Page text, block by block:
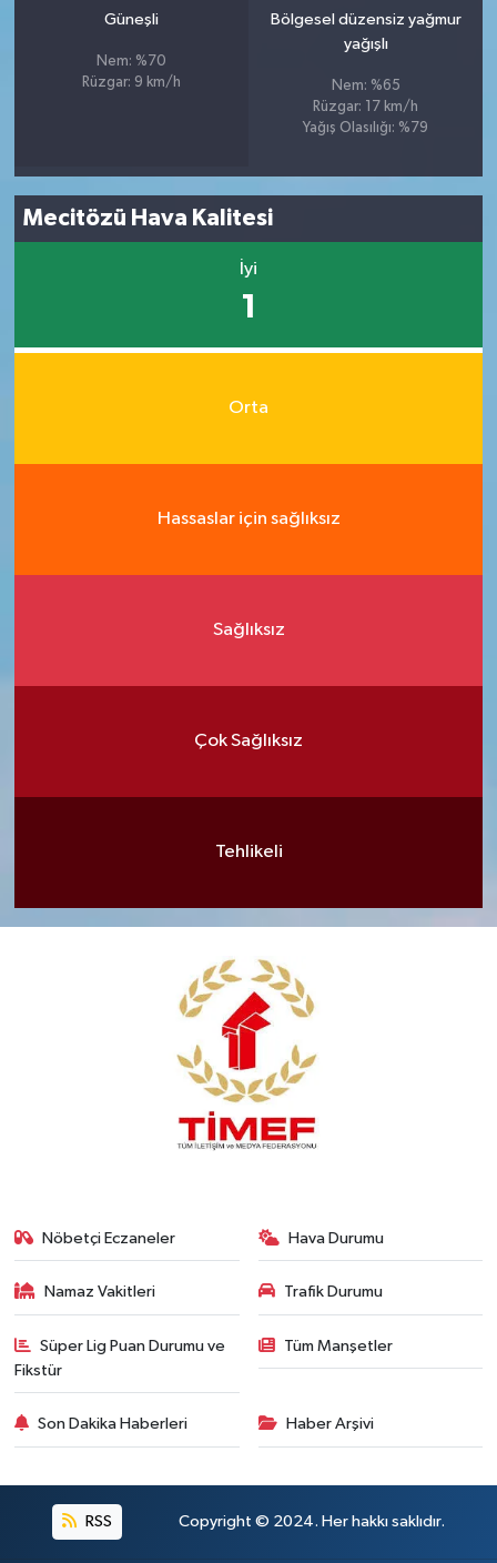
Güneşli
Nem: %70
Rüzgar: 9 km/h
Bölgesel düzensiz yağmur
yağışlı
Nem: %65
Rüzgar: 17 km/h
Yağış Olasılığı: %79
Mecitözü Hava Kalitesi
İyi
1
Orta
Hassaslar için sağlıksız
Sağlıksız
Çok Sağlıksız
Tehlikeli
Nöbetçi Eczaneler Hava Durumu
Namaz Vakitleri Trafik Durumu
Süper Lig Puan Durumu ve
Fikstür
Tüm Manşetler
Son Dakika Haberleri Haber Arşivi
RSS Copyright © 2024. Her hakkı saklıdır.